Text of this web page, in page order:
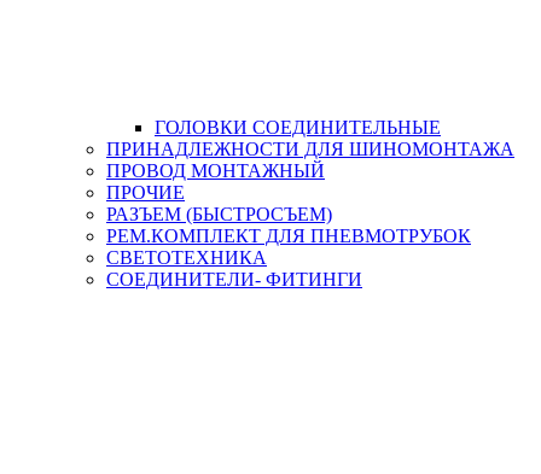
ГОЛОВКИ СОЕДИНИТЕЛЬНЫЕ
ПРИНАДЛЕЖНОСТИ ДЛЯ ШИНОМОНТАЖА
ПРОВОД МОНТАЖНЫЙ
ПРОЧИЕ
РАЗЪЕМ (БЫСТРОСЪЕМ)
РЕМ.КОМПЛЕКТ ДЛЯ ПНЕВМОТРУБОК
СВЕТОТЕХНИКА
СОЕДИНИТЕЛИ- ФИТИНГИ